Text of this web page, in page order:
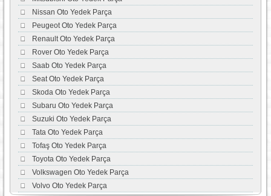
Nissan Oto Yedek Parça
Peugeot Oto Yedek Parça
Renault Oto Yedek Parça
Rover Oto Yedek Parça
Saab Oto Yedek Parça
Seat Oto Yedek Parça
Skoda Oto Yedek Parça
Subaru Oto Yedek Parça
Suzuki Oto Yedek Parça
Tata Oto Yedek Parça
Tofaş Oto Yedek Parça
Toyota Oto Yedek Parça
Volkswagen Oto Yedek Parça
Volvo Oto Yedek Parça